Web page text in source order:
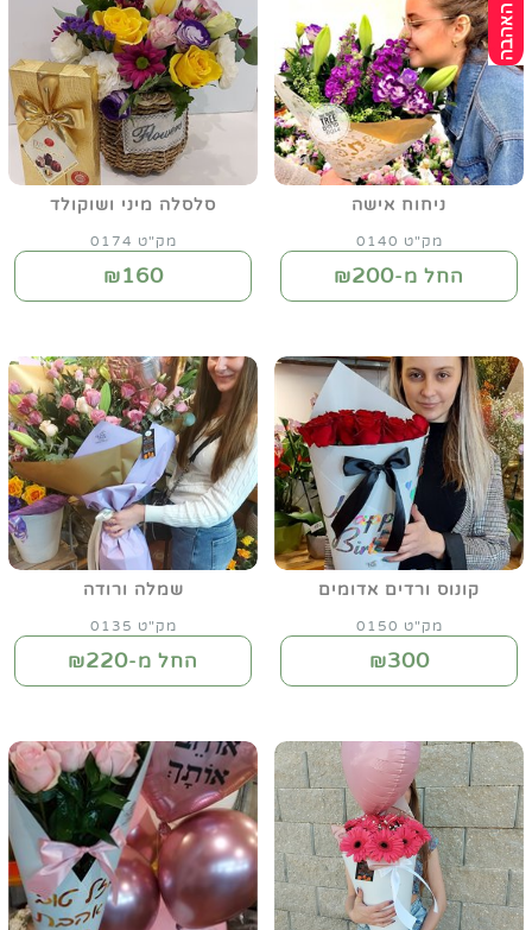
ניחוח אישה
מק"ט 0140
החל מ-₪200
סלסלה מיני ושוקולד
מק"ט 0174
₪160
קונוס ורדים אדומים
מק"ט 0150
₪300
שמלה ורודה
מק"ט 0135
החל מ-₪220